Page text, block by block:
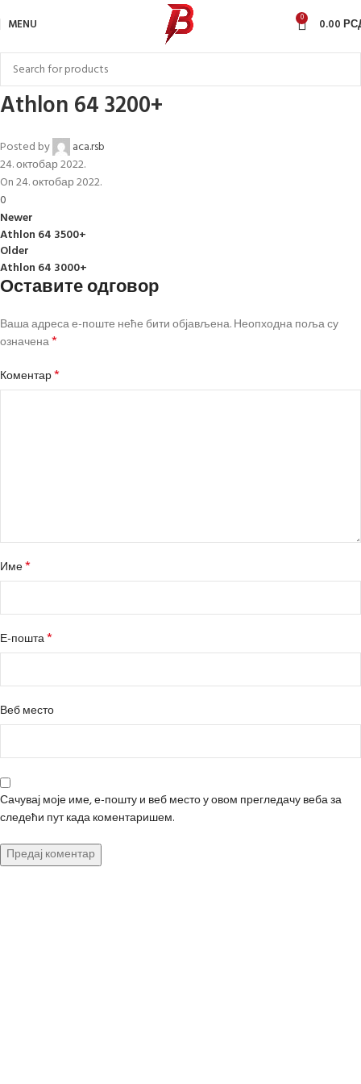
MENU 0 0.00
Athlon 64 3200+
Posted by
aca.rsb
24. октобар 2022.
On 24. октобар 2022.
0
Newer
Athlon 64 3500+
Older
Athlon 64 3000+
Оставите одговор
Ваша адреса е-поште неће бити објављена.Неопходна поља су
означена*
Коментар*
Име*
Е-пошта*
Веб место
Сачувај моје име, е-пошту и веб место у овом прегледачу веба за
следећи пут када коментаришем.